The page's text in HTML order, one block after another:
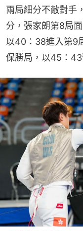
兩局細分不敵對手
分，張家朗第8局
以40：38進入第9
保勝局，以45：43